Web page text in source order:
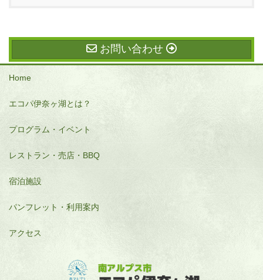
お問い合わせ
Home
エコパ伊奈ヶ湖とは？
プログラム・イベント
レストラン・売店・BBQ
宿泊施設
パンフレット・利用案内
アクセス